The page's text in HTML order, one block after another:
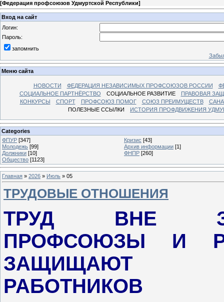
[Федерация профсоюзов Удмуртской Республики]
Вход на сайт
Логин:
Пароль:
запомнить
Меню сайта
НОВОСТИ ФЕДЕРАЦИЯ НЕЗАВИСИМЫХ ПРОФСОЮЗОВ РОССИИ
СОЦИАЛЬНОЕ ПАРТНЁРСТВО
СОЦИАЛЬНОЕ РАЗВИТИЕ
ПРАВОВАЯ
КОНКУРСЫ
СПОРТ ПРОФСОЮЗ ПОМОГ СОЮЗ ПРЕИМУЩЕСТВ
ПОЛЕЗНЫЕ ССЫЛКИ
ИСТОРИЯ ПРОФДВИЖЕНИЯ
Categories
ФПУР [347] Кризис [43]
Молодежь [99] Архив информации [1]
Должники [10] ФНПР [260]
Общество [1123]
Главная » 2026 » Июль » 05
ТРУДОВЫЕ ОТНОШЕНИЯ
ТРУД ВНЕ
ПРОФСОЮЗЫ И
ЗАЩИЩАЮТ
РАБОТНИКОВ